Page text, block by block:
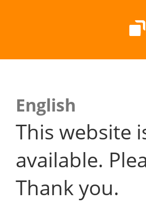
English
This website
available.
Thank you.